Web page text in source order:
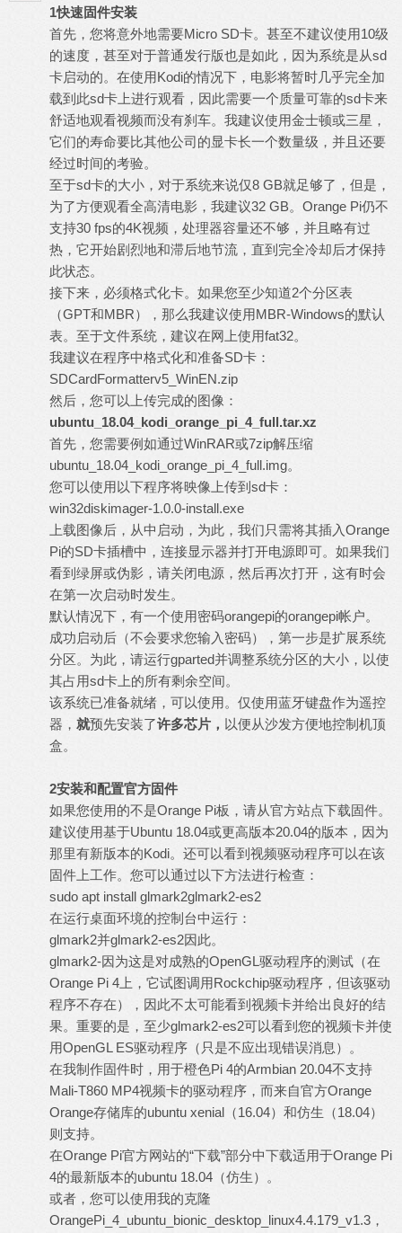
1快速固件安装
首先，您将意外地需要Micro SD卡。甚至不建议使用10级
的速度，甚至对于普通发行版也是如此，因为系统是从sd
卡启动的。在使用Kodi的情况下，电影将暂时几乎完全加
载到此sd卡上进行观看，因此需要一个质量可靠的sd卡来
舒适地观看视频而没有刹车。我建议使用金士顿或三星，
它们的寿命要比其他公司的显卡长一个数量级，并且还要
经过时间的考验。
至于sd卡的大小，对于系统来说仅8 GB就足够了，但是，
为了方便观看全高清电影，我建议32 GB。Orange Pi仍不
支持30 fps的4K视频，处理器容量还不够，并且略有过
热，它开始剧烈地和滞后地节流，直到完全冷却后才保持
此状态。
接下来，必须格式化卡。如果您至少知道2个分区表
（GPT和MBR），那么我建议使用MBR-Windows的默认
表。至于文件系统，建议在网上使用fat32。
我建议在程序中格式化和准备SD卡：
SDCardFormatterv5_WinEN.zip
然后，您可以 上传完成的图像：
ubuntu_18.04_kodi_orange_pi_4_full.tar.xz
首先，您需要例如通过WinRAR或7zip解压缩
ubuntu_18.04_kodi_orange_pi_4_full.img。
您可以使用以下程序将映像上传到sd卡：
win32diskimager-1.0.0-install.exe
上载图像后，从中启动，为此，我们只需将其插入Orange
Pi的SD卡插槽中，连接显示器并打开电源即可。如果我们
看到绿屏或伪影，请关闭电源，然后再次打开，这有时会
在第一次启动时发生。
默认情况下，有一个使用密码orangepi的orangepi帐户。
成功启动后（不会要求您输入密码），第一步是扩展系统
分区。为此，请运行gparted并调整系统分区的大小，以使
其占用sd卡上的所有剩余空间。
该系统已准备就绪，可以使用。仅使用蓝牙键盘作为遥控
器， 就预先安装了许多芯片， 以便从沙发方便地控制机顶
盒。
2安装和配置官方固件
如果您使用的不是Orange Pi板，请从官方站点下载固件。
建议使用基于Ubuntu 18.04或更高版本20.04的版本，因为
那里有新版本的Kodi。还可以看到视频驱动程序可以在该
固件上工作。您可以通过以下方法进行检查：
sudo apt install glmark2glmark2-es2
在运行桌面环境的控制台中运行：
glmark2并glmark2-es2因此。
glmark2-因为这是对成熟的OpenGL驱动程序的测试（在
Orange Pi 4上，它试图调用Rockchip驱动程序，但该驱动
程序不存在），因此不太可能看到视频卡并给出良好的结
果。重要的是，至少glmark2-es2可以看到您的视频卡并使
用OpenGL ES驱动程序（只是不应出现错误消息）。
在我制作固件时，用于橙色Pi 4的Armbian 20.04不支持
Mali-T860 MP4视频卡的驱动程序，而来自官方Orange
Orange存储库的ubuntu xenial（16.04）和仿生（18.04）
则支持。
在Orange Pi官方网站的“下载”部分中下载适用于Orange Pi
4的最新版本的ubuntu 18.04（仿生）。
或者，您可以使用我的克隆
OrangePi_4_ubuntu_bionic_desktop_linux4.4.179_v1.3 ，